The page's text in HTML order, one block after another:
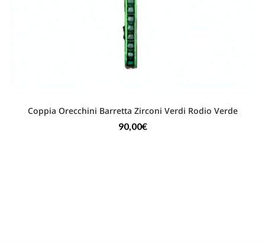
Coppia Orecchini Barretta Zirconi Verdi Rodio Verde
90,00€